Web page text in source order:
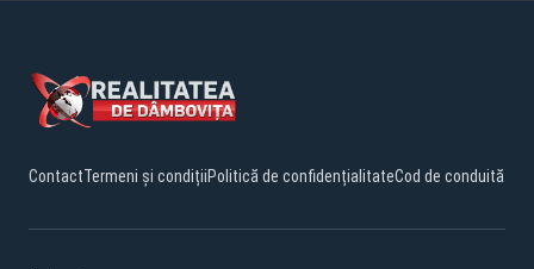
ContactTermeni și condițiiPolitică de confidențialitateCod de conduită